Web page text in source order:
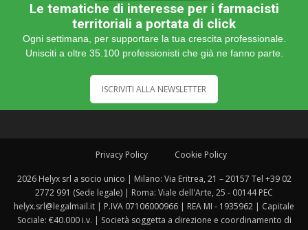
Le tematiche di interesse per i farmacisti
territoriali a portata di click
Ogni settimana, per supportare la tua crescita professionale.
Unisciti a oltre 35.100 professionisti che già ne fanno parte.
ISCRIVITI ALLA NEWSLETTER
Privacy Policy Cookie Policy
2026 Helyx srl a socio unico | Milano: Via Eritrea, 21 – 20157 Tel +39 02
2772 991 (Sede legale) | Roma: Viale dell'Arte, 25 - 00144 PEC
helyx.srl@legalmail.it | P.IVA 07106000966 | REA MI - 1935962 | Capitale
Sociale: €40.000 i.v. | Società soggetta a direzione e coordinamento di